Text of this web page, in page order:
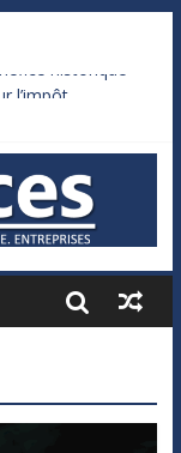
historique
l’impôt
rien
la chaleur